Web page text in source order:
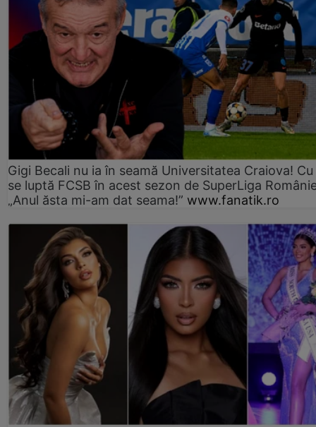
Gigi Becali nu ia în seamă Universitatea Craiova!
se luptă FCSB în acest sezon de SuperLiga
„Anul ăsta mi-am dat seama!” www.fanatik.ro